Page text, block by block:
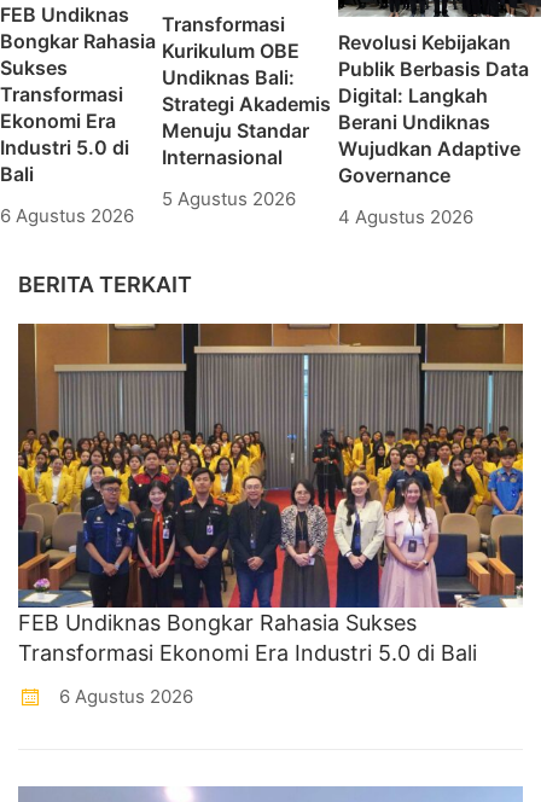
FEB Undiknas
Bongkar Rahasia
Sukses
Transformasi
Ekonomi Era
Industri 5.0 di
Bali
6 Agustus 2026
Transformasi
Kurikulum OBE
Undiknas Bali:
Strategi Akademis
Menuju Standar
Internasional
5 Agustus 2026
Revolusi Kebijakan
Publik Berbasis Data
Digital: Langkah
Berani Undiknas
Wujudkan Adaptive
Governance
4 Agustus 2026
BERITA TERKAIT
FEB Undiknas Bongkar Rahasia Sukses
Transformasi Ekonomi Era Industri 5.0 di Bali
6 Agustus 2026